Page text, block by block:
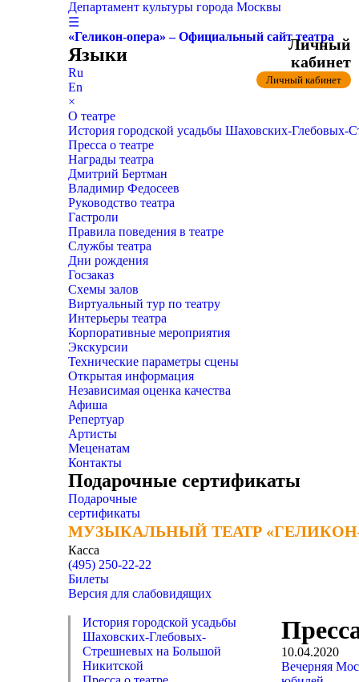
Департамент культуры города Москвы
☰
«Геликон-опера» – Официальный сайт театра
Языки
Ru
En
×
О театре
История городской усадьбы Шаховских-
Пресса о театре
Награды театра
Дмитрий Бертман
Владимир Федосеев
Руководство театра
Гастроли
Правила поведения в театре
Службы театра
Дни рождения
Госзаказ
Схемы залов
Виртуальный тур по театру
Интерьеры театра
Корпоративные мероприятия
Экскурсии
Технические параметры сцены
Открытая информация
Независимая оценка качества
Афиша
Репертуар
Артисты
Меценатам
Контакты
Подарочные сертификаты
Подарочные
сертификаты
МУЗЫКАЛЬНЫЙ ТЕАТР
МУЗЫКАЛЬНЫЙ ТЕАТР
Касса
(495) 250-22-22
Личный
кабинет
Личный кабинет
Билеты
Версия для слабовидящих
История городской усадьбы
Шаховских-Глебовых-
Стрешневых на Большой
Никитской
10.04.2020
Вечерняя